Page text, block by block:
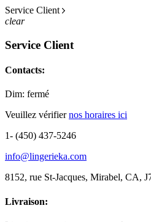
Service Client
clear
Service Client
Contacts:
Dim: fermé
Veuillez vérifiernos horaires ici
1- (450) 437-5246
info@lingerieka.com
8152, rue St-Jacques, Mirabel, CA,
Livraison: